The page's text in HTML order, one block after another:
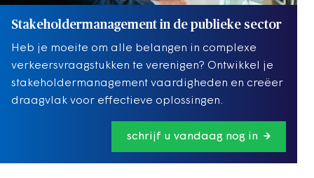
Stakeholdermanagement in de publieke sector
Heb je moeite om alle belangen in complexe
verkeersvraagstukken te verenigen? Ontwikkel je
stakeholdermanagement vaardigheden en creëer
draagvlak voor effectieve oplossingen.
schrijf u vandaag nog in